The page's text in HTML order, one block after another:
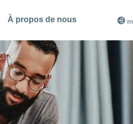
À propos de nous